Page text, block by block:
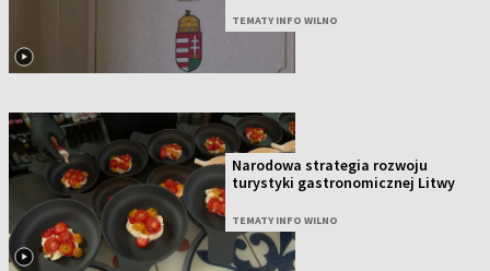
TEMATY INFO WILNO
Narodowa strategia rozwoju
turystyki gastronomicznej Litwy
TEMATY INFO WILNO